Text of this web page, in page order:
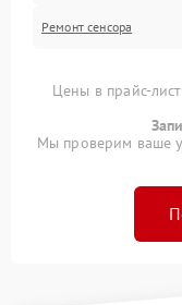
Ремонт сенсора
Цены в прайс-
Мы проверим ваше